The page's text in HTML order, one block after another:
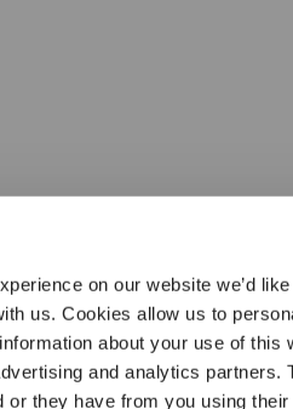
on our website we’d
us. Cookies allow us to
about your use of this
and analytics partners.
or they have from you using
générales Charte vie privée